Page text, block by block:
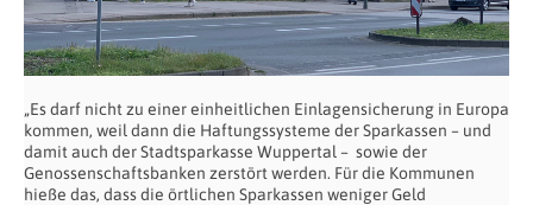
„Es darf nicht zu einer einheitlichen Einlagensicherung in Europa
kommen, weil dann die Haftungssysteme der Sparkassen – und
damit auch der Stadtsparkasse Wuppertal – sowie der
Genossenschaftsbanken zerstört werden. Für die Kommunen
hieße das, dass die örtlichen Sparkassen weniger Geld